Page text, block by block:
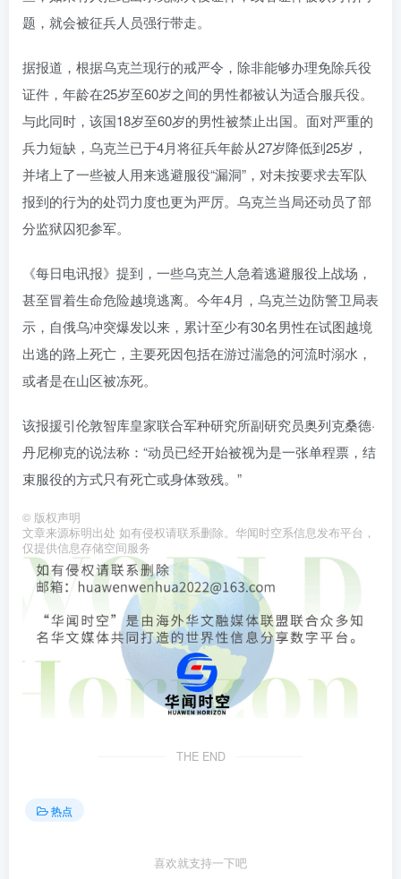
题，就会被征兵人员强行带走。
据报道，根据乌克兰现行的戒严令，除非能够办理免除兵役
证件，年龄在25岁至60岁之间的男性都被认为适合服兵役。
与此同时，该国18岁至60岁的男性被禁止出国。面对严重的
兵力短缺，乌克兰已于4月将征兵年龄从27岁降低到25岁，
并堵上了一些被人用来逃避服役“漏洞”，对未按要求去军队
报到的行为的处罚力度也更为严厉。乌克兰当局还动员了部
分监狱囚犯参军。
《每日电讯报》提到，一些乌克兰人急着逃避服役上战场，
甚至冒着生命危险越境逃离。今年4月，乌克兰边防警卫局表
示，自俄乌冲突爆发以来，累计至少有30名男性在试图越境
出逃的路上死亡，主要死因包括在游过湍急的河流时溺水，
或者是在山区被冻死。
该报援引伦敦智库皇家联合军种研究所副研究员奥列克桑德·
丹尼柳克的说法称：“动员已经开始被视为是一张单程票，结
束服役的方式只有死亡或身体致残。”
© 版权声明
文章来源标明出处 如有侵权请联系删除。华闻时空系信息发布平台，
仅提供信息存储空间服务
THE END
热点
喜欢就支持一下吧